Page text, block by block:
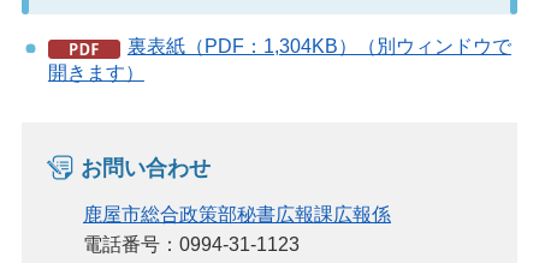
裏表紙（PDF：1,304KB）（別ウィンドウで
開きます）
お問い合わせ
鹿屋市総合政策部秘書広報課広報係
電話番号：0994-31-1123